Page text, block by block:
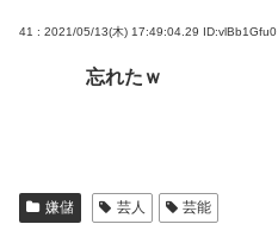
41 : 2021/05/13(木) 17:49:04.29 ID:vlBb1Gfu0
忘れたｗ
嫌儲 芸人 芸能